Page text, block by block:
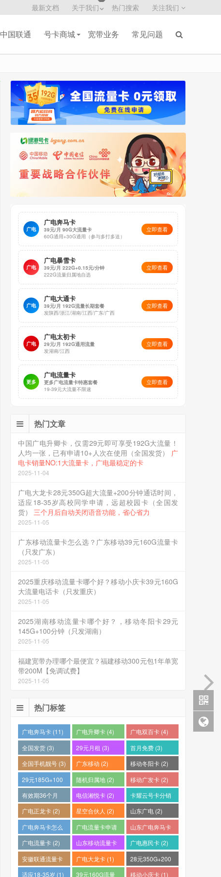
最新文档 关于我们 热门搜索 关注我们
中国联通 号卡商城 宽带业务 常见问题
广电
广电奔马卡
39元/月 90G大流量卡
60G通用+30G通用（参与多打多送）
立即查看
广电
广电暴雪卡
39元/月 222G+0.15元/分钟
222G流量归属地自选
立即查看
广电
广电大通卡
39元/月 192G流量长期套餐
发陕西/浙江/湖南/江西/广东/广西
立即查看
广电
广电太初卡
29元/月 192G通用流量
发湖南/江西
立即查看
更多
广电流量卡
更多广电流量卡特惠套餐
19-39元大流量不限速
立即查看
热门文章
中国广电升卿卡，仅需29元即可享受192G大流量！
人均一张，已有申请10+人次在使用（全国发货） 广
电卡销量NO:1大流量卡，广电最稳定的卡
2025-11-04
广电大龙卡28元350G超大流量+200分钟通话时间，
适应18-35岁高校同学申请，远超校园卡（全国发
货） 三个月后自动关闭语音功能，省心省力
2025-11-05
广东移动流量卡怎么选？广东移动39元160G流量卡
（只发广东）
2025-11-05
2025重庆移动流量卡哪个好？移动小庆卡39元160G
大流量电话卡（只发重庆）
2025-11-05
2025湖南移动流量卡哪个好？，移动冬阳卡29元
145G+100分钟（只发湖南）
2025-11-05
福建宽带办理哪个最便宜？福建移动300元包1年单宽
带200M【免调试费】
2025-11-05
热门标签
广电奔马卡 (11) 广电升卿卡 (4)
广电双百卡 (4)
全国发货 (3)
29元月租 (3)
首月免费 (3)
全国手机靓号 (3)
广东移动 (2)
移动冬阳卡 (2)
29元185G+100
分钟 (2)
随机归属地 (2)
移动广发卡 (2)
有效期36个月
(2)
电信湘悦卡 (2)
卡耀云号卡分销
平台 (2)
广电正龙卡 (2) 星空合伙人 (2)
山东广电 (2)
广电奔马卡怎么
样？ (2)
广电流量卡申请
(2)
山东广电奔马卡
(2)
广电流量卡 (2)
山东移动流量卡
(2)
广电惠民卡 (2)
安徽联通流量卡
(2)
广电大龙卡 (1)
28元350G+200
分钟 (1)
适应18-35岁 (1)
39元160G流量
移动小庆卡 (1)